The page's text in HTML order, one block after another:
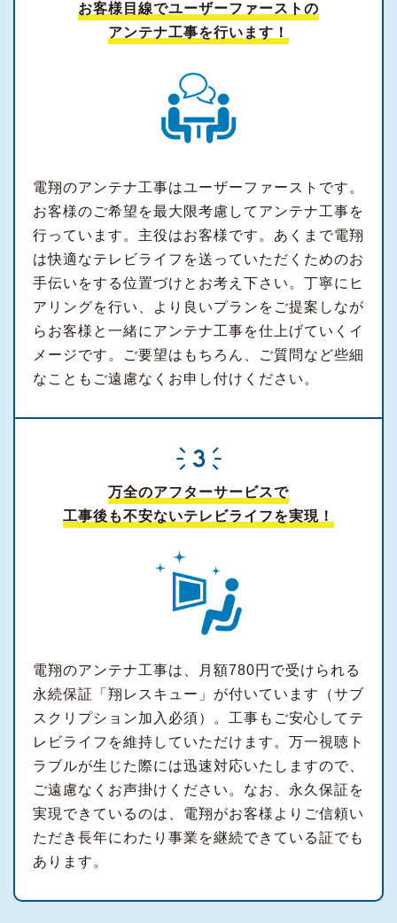
お客様目線でユーザーファーストの
アンテナ工事を行います！
電翔のアンテナ工事はユーザーファーストです。
お客様のご希望を最大限考慮してアンテナ工事を
行っています。主役はお客様です。あくまで電翔
は快適なテレビライフを送っていただくためのお
手伝いをする位置づけとお考え下さい。丁寧にヒ
アリングを行い、より良いプランをご提案しなが
らお客様と一緒にアンテナ工事を仕上げていくイ
メージです。ご要望はもちろん、ご質問など些細
なこともご遠慮なくお申し付けください。
万全のアフターサービスで
工事後も不安ないテレビライフを実現！
電翔のアンテナ工事は、月額780円で受けられる
永続保証「翔レスキュー」が付いています（サブ
スクリプション加入必須）。工事もご安心してテ
レビライフを維持していただけます。万一視聴ト
ラブルが生じた際には迅速対応いたしますので、
ご遠慮なくお声掛けください。なお、永久保証を
実現できているのは、電翔がお客様よりご信頼い
ただき長年にわたり事業を継続できている証でも
あります。